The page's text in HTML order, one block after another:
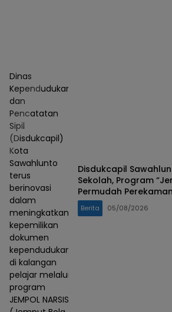
Dinas
Kependudukan
dan
Pencatatan
Sipil
(Disdukcapil)
Kota
Sawahlunto
terus
berinovasi
dalam
meningkatkan
kepemilikan
dokumen
kependudukan
di kalangan
pelajar melalui
program
JEMPOL NARSIS
Disdukcapil
Sekolah, Program
Permudah
Berita 05/08/2026